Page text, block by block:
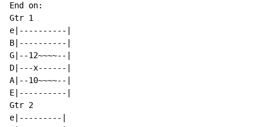
End on:
Gtr 1
e|----------|
B|----------|
G|--12~~~~--|
D|---x------|
A|--10~~~~--|
E|----------|
Gtr 2
e|---------|